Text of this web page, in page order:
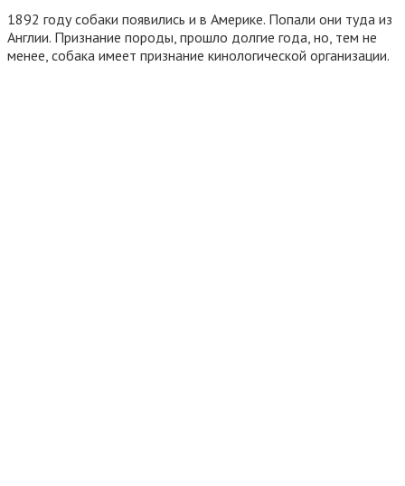
1892 году собаки появились и в Америке. Попали они туда из
Англии. Признание породы, прошло долгие года, но, тем не
менее, собака имеет признание кинологической организации.